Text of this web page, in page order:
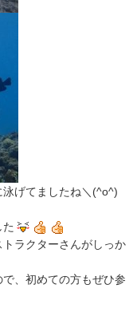
げてましたね＼(^o^)
ラクターさんがしっか
、初めての方もぜひ参